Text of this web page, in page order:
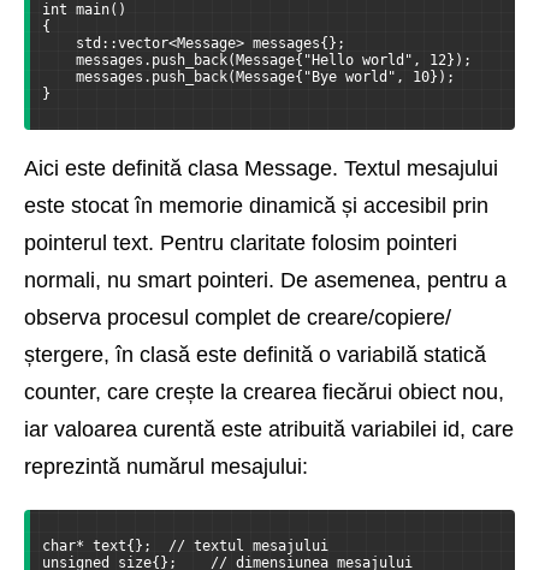
int main()
{
std::vector<Message> messages{};
messages.push_back(Message{"Hello world", 12});
messages.push_back(Message{"Bye world", 10});
}
Aici este definită clasa Message. Textul mesajului
este stocat în memorie dinamică și accesibil prin
pointerul text. Pentru claritate folosim pointeri
normali, nu smart pointeri. De asemenea, pentru a
observa procesul complet de creare/copiere/
ștergere, în clasă este definită o variabilă statică
counter, care crește la crearea fiecărui obiect nou,
iar valoarea curentă este atribuită variabilei id, care
reprezintă numărul mesajului:
char* text{};  // textul mesajului
unsigned size{};    // dimensiunea mesajului